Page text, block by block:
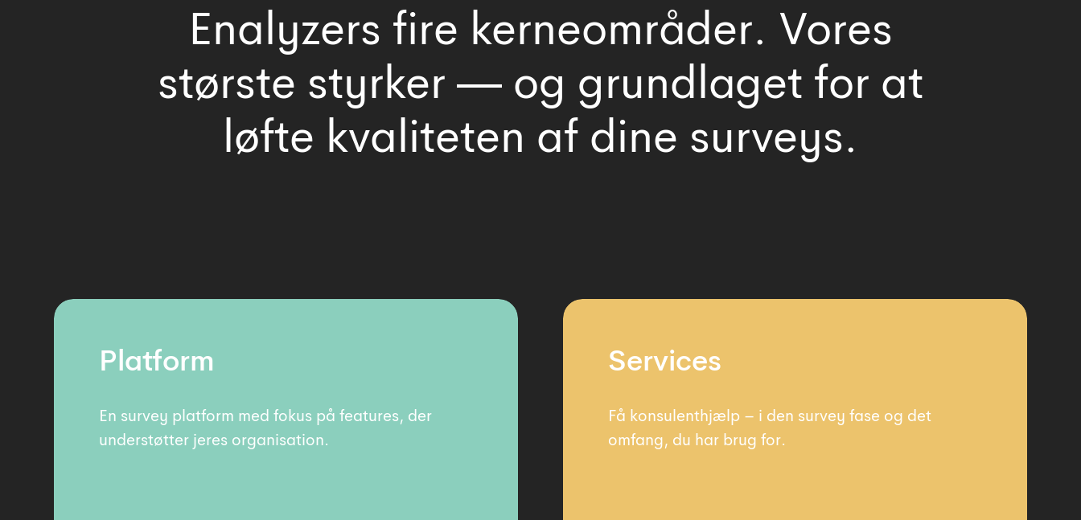
Enalyzers fire kerneområder. Vores
største styrker — og grundlaget for at
løfte kvaliteten af dine surveys.
Platform
En survey platform med fokus på features, der
understøtter jeres organisation.
Services
Få konsulenthjælp – i den survey fase og det
omfang, du har brug for.